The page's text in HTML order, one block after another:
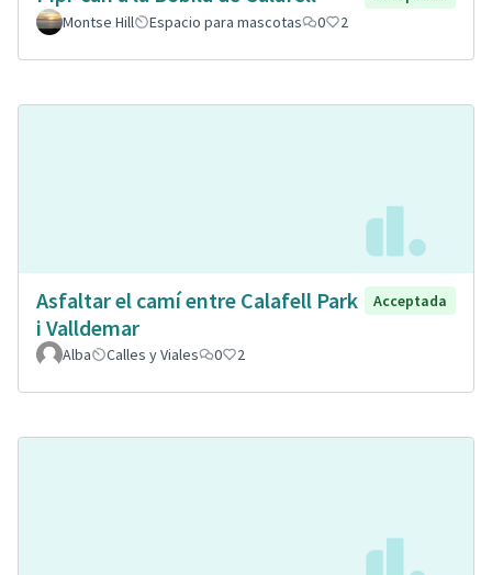
Montse Hill
Espacio para mascotas 0 2
Asfaltar el camí entre Calafell Park
i Valldemar
Acceptada
Alba Calles y Viales 0 2